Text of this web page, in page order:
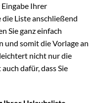
Ihrer
die Liste anschließend
Sie ganz einfach
und somit die Vorlage an
nicht nur die
dafür, dass Sie